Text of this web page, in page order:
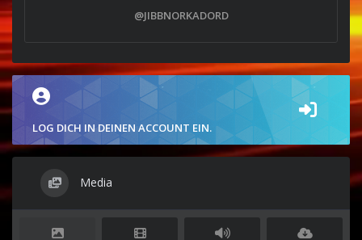
@JIBBNORKADORD
LOG DICH IN DEINEN ACCOUNT EIN.
Media